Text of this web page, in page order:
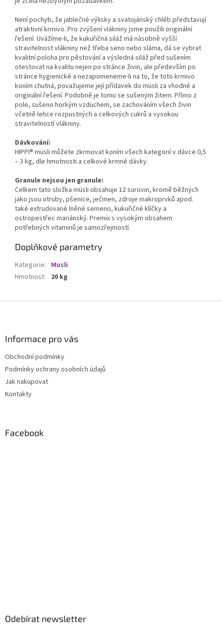
Není pochyb, že jablečné výlisky a svatojánský chléb představují
atraktivní krmivo. Pro zvýšení vlákniny jsme použili originální
řešení. Uvážíme-li, že kukuřičná siláž má násobně vyšší
stravitelnost vlákniny než třeba seno nebo sláma, dá se vybrat
kvalitní poloha pro pěstování a výsledná siláž před sušením
otestovat na kvalitu nejen po stránce živin, ale především po
stránce hygienické a nezapomeneme-li na to, že toto krmivo
koním chutná, považujeme její přídavek do müsli za vhodné a
originální řešení. Podobně je tomu se sušeným žitem. Přímo z
pole, sušeno horkým vzduchem, se zachováním všech živin
včetně lehce rozpustných a celkových cukrů a vysokou
stravitelností vlákniny.
Dávkování:
HIPPI® müsli můžete zkrmovat koním všech kategorií v dávce 0,5
– 3 kg, dle hmotnosti a celkové krmné dávky.
Granule nejsou jen granule:
Celkem tato složka müsli obsahuje 12 surovin, kromě běžných
jako jsou otruby, pšenice, ječmen, zdroje makroprvků apod.
také extrudované lněné semeno, kukuřičné klíčky a
ostropestřec mariánský. Premix s vysokým obsahem
potřebných vitaminů je samozřejmostí.
Doplňkové parametry
Kategorie: Musli
Hmotnost: 20 kg
Informace pro vás
Obchodní podmínky
Podmínky ochrany osobních údajů
Jak nakupovat
Kontakty
Facebook
Odebírat newsletter